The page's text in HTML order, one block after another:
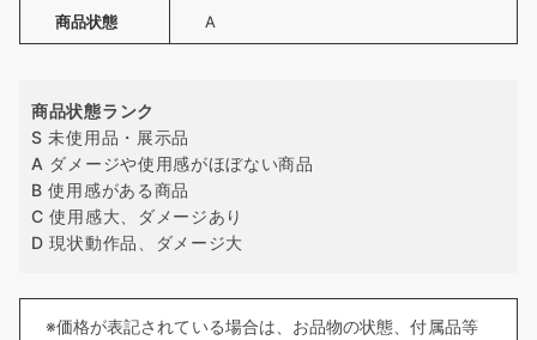
商品状態 A
商品状態ランク
S 未使用品・展示品
A ダメージや使用感がほぼない商品
B 使用感がある商品
C 使用感大、ダメージあり
D 現状動作品、ダメージ大
※価格が表記されている場合は、お品物の状態、付属品等